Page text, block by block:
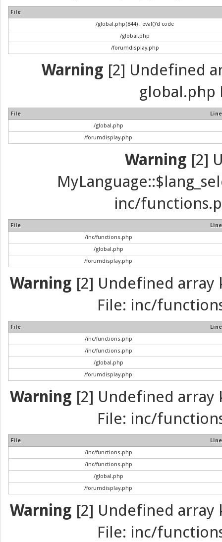
File
/global.php(844) : eval()'d code
/global.php
/forumdisplay.php
Warning [2] Undefined
global.php
File
Line
/global.php
/forumdisplay.php
Warning [2]
inc/
File
Line
/inc/functions.php
/global.php
/forumdisplay.php
Warning [2] Undefined array
File: inc/
File
Line
/inc/functions.php
/inc/functions.php
/global.php
/forumdisplay.php
Warning [2] Undefined array
File: inc/
File
Line
/inc/functions.php
/inc/functions.php
/global.php
/forumdisplay.php
Warning [2] Undefined array
File: inc/